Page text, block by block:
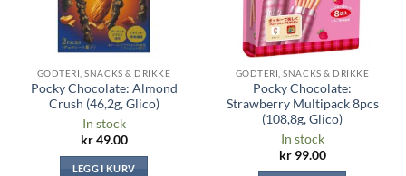
GODTERI, SNACKS & DRIKKE
Pocky Chocolate: Almond
Crush (46,2g, Glico)
In stock
kr49.00
LEGG I KURV
GODTERI, SNACKS & DRIKKE
Pocky Chocolate:
Strawberry Multipack 8pcs
(108,8g, Glico)
In stock
kr99.00